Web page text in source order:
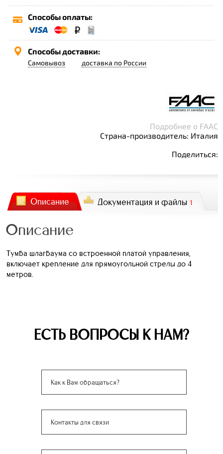
Способы оплаты:
Способы доставки:
Самовывоз доставка по России
Подробнее о FAAC
Страна-производитель: Италия
Поделиться:
Описание Документация и файлы 1
Описание
Тумба шлагбаума со встроенной платой управления,
включает крепление для прямоугольной стрелы до 4
метров.
ЕСТЬ ВОПРОСЫ К НАМ?